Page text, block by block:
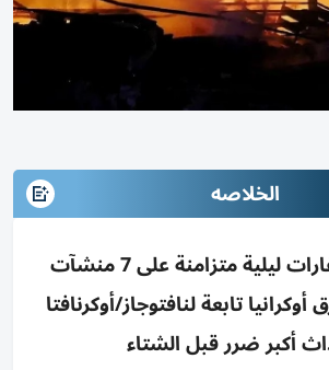
الخلاصه
روسيا تشن غارات ليلية متزامنة على 7 منشآت
تابعة لنافتوجاز/أوكرنافتا
أكبر ضرر قبل الشتاء